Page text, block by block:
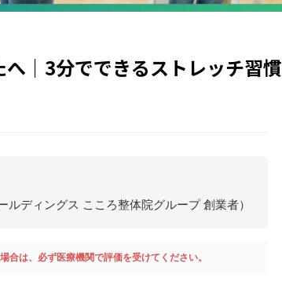
｜3分でできるストレッチ習慣
ディングス こころ整体院グループ 創業者）
は、必ず医療機関で評価を受けてください。